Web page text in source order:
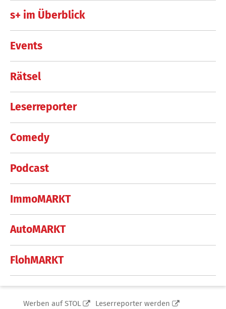
s+ im Überblick
Events
Rätsel
Leserreporter
Comedy
Podcast
ImmoMARKT
AutoMARKT
FlohMARKT
Werben auf STOL
Leserreporter werden